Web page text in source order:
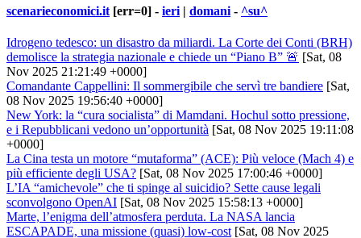
scenarieconomici.it [err=0] - ieri | domani - ^su^
Idrogeno tedesco: un disastro da miliardi. La Corte dei Conti (BRH)
demolisce la strategia nazionale e chiede un “Piano B” 🚨 [Sat, 08
Nov 2025 21:21:49 +0000]
Comandante Cappellini: Il sommergibile che servì tre bandiere [Sat,
08 Nov 2025 19:56:40 +0000]
New York: la “cura socialista” di Mamdani. Hochul sotto pressione,
e i Repubblicani vedono un’opportunità [Sat, 08 Nov 2025 19:11:08
+0000]
La Cina testa un motore “mutaforma” (ACE): Più veloce (Mach 4) e
più efficiente degli USA? [Sat, 08 Nov 2025 17:00:46 +0000]
L’IA “amichevole” che ti spinge al suicidio? Sette cause legali
sconvolgono OpenAI [Sat, 08 Nov 2025 15:58:13 +0000]
Marte, l’enigma dell’atmosfera perduta. La NASA lancia
ESCAPADE, una missione (quasi) low-cost [Sat, 08 Nov 2025